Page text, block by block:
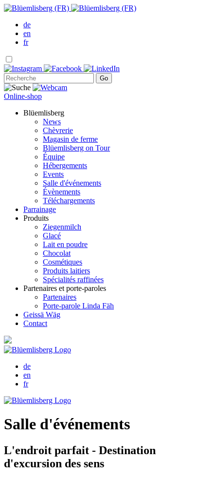
de
en
fr
Online-shop
Blüemlisberg
News
Chèvrerie
Magasin de ferme
Blüemlisberg on Tour
Équipe
Hébergements
Events
Salle d'événements
Évènements
Téléchargements
Parrainage
Produits
Ziegenmilch
Glacé
Lait en poudre
Chocolat
Cosmétiques
Produits laitiers
Spécialités raffinées
Partenaires et porte-paroles
Partenaires
Porte-parole Linda Fäh
Geissä Wäg
Contact
de
en
fr
Salle d'événements
L'endroit parfait - Destination
d'excursion des sens